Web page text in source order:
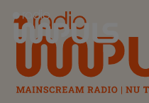
Radio Impuls